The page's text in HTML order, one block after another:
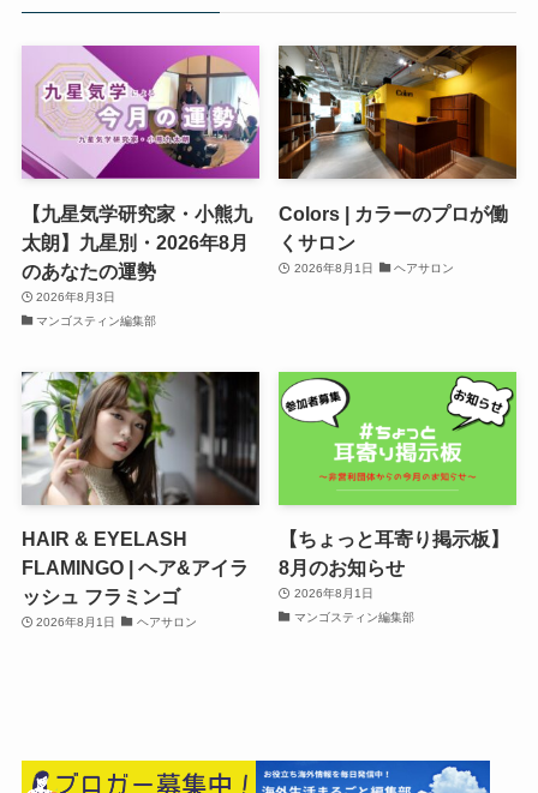
【九星気学研究家・小熊九
太朗】九星別・2026年8月
のあなたの運勢
2026年8月3日
マンゴスティン編集部
Colors | カラーのプロが働
くサロン
2026年8月1日 ヘアサロン
HAIR & EYELASH
FLAMINGO | ヘア&アイラ
ッシュ フラミンゴ
2026年8月1日 ヘアサロン
【ちょっと耳寄り掲示板】
8月のお知らせ
2026年8月1日
マンゴスティン編集部